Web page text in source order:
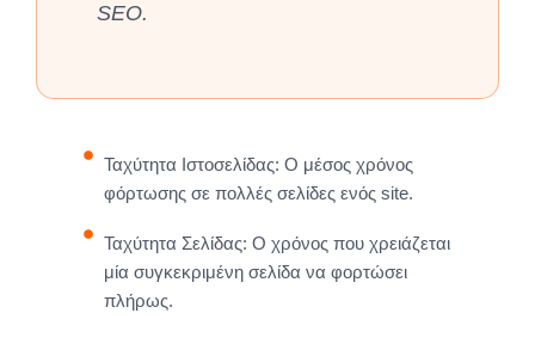
SEO.
Ταχύτητα Ιστοσελίδας: Ο μέσος χρόνος
φόρτωσης σε πολλές σελίδες ενός site.
Ταχύτητα Σελίδας: Ο χρόνος που χρειάζεται
μία συγκεκριμένη σελίδα να φορτώσει
πλήρως.